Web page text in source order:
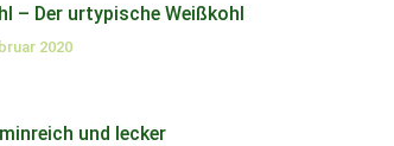
– Der urtypische Weißkohl
2020
und lecker